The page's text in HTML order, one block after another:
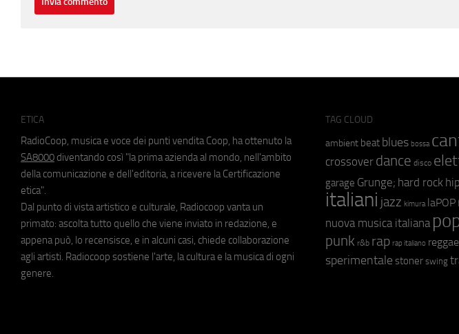
ETICA
RadioCoop, musica e voce dei punti vendita Coop, ha ottenuto la
SA8000 diventando così "la prima azienda al mondo, nell'ambito
della comunicazione e dell'editoria, a ricevere la Certificazione
etica".
Dal punto di vista artistico e culturale, Radiocoop vanta un
primato: ascolta tutto quello che viene inviato in redazione, e
appena può, lo recensisce, e in alcuni casi, chiede collaborazione
agli artisti. Radiocoop sostiene l'arte, la cultura e la musica di ogni
genere.
TAG CLOUD
ambient beat blues bossa
crossover dance disco
garage Grunge; hard rock
italiani jazz kimura laPOP
nuova musica italiana
punk r&b rap rap italiano reggae
sperimentale stoner swing